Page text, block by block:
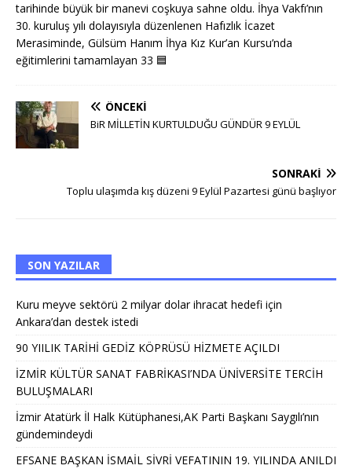
tarihinde büyük bir manevi coşkuya sahne oldu. İhya Vakfı’nın
30. kuruluş yılı dolayısıyla düzenlenen Hafızlık İcazet
Merasiminde, Gülsüm Hanım İhya Kız Kur’an Kursu’nda
eğitimlerini tamamlayan 33 🟦
ÖNCEKI
BiR MİLLETİN KURTULDUĞU GÜNDÜR 9 EYLÜL
SONRAKI
Toplu ulaşımda kış düzeni 9 Eylül Pazartesi günü başlıyor
SON YAZILAR
Kuru meyve sektörü 2 milyar dolar ihracat hedefi için
Ankara’dan destek istedi
90 YIILIK TARİHİ GEDİZ KÖPRÜSÜ HİZMETE AÇILDI
İZMİR KÜLTÜR SANAT FABRİKASI’NDA ÜNİVERSİTE TERCİH
BULUŞMALARI
İzmir Atatürk İl Halk Kütüphanesi,AK Parti Başkanı Saygılı’nın
gündemindeydi
EFSANE BAŞKAN İSMAİL SİVRİ VEFATININ 19. YILINDA ANILDI